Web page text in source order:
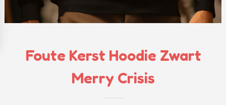
Foute Kerst Hoodie Zwart
Merry Crisis